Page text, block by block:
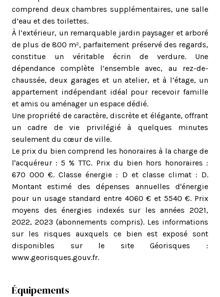
comprend deux chambres supplémentaires, une salle
d’eau et des toilettes.
À l’extérieur, un remarquable jardin paysager et arboré
de plus de 800 m², parfaitement préservé des regards,
constitue un véritable écrin de verdure. Une
dépendance complète l’ensemble avec, au rez-de-
chaussée, deux garages et un atelier, et à l’étage, un
appartement indépendant idéal pour recevoir famille
et amis ou aménager un espace dédié.
Une propriété de caractère, discrète et élégante, offrant
un cadre de vie privilégié à quelques minutes
seulement du cœur de ville.
Le prix du bien comprend les honoraires à la charge de
l'acquéreur : 5 % TTC. Prix du bien hors honoraires :
670 000 €. Classe énergie : D et classe climat : D.
Montant estimé des dépenses annuelles d'énergie
pour un usage standard entre 4060 € et 5540 €. Prix
moyens des énergies indexés sur les années 2021,
2022, 2023 (abonnements compris). Les informations
sur les risques auxquels ce bien est exposé sont
disponibles sur le site Géorisques :
www.georisques.gouv.fr.
Équipements